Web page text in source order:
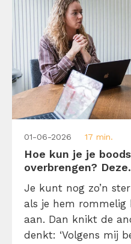
01-06-2026 17 min.
Hoe kun je je
overbrengen?
Je kunt nog zo’n
als je hem
aan. Dan knikt de
denkt: ‘Volgens mij